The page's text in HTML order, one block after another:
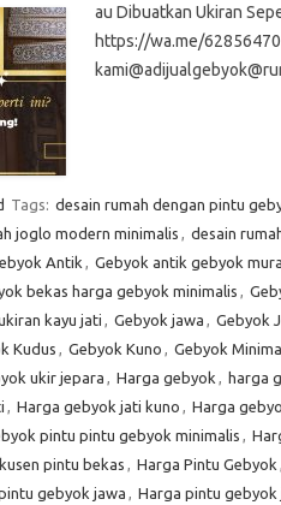
au Dibuatkan Ukiran
https://wa.me/
Tags: desain rumah dengan pintu
joglo modern minimalis , desain
Antik , Gebyok antik gebyok
bekas harga gebyok minimalis ,
kayu jati , Gebyok jawa , Gebyok
Kudus , Gebyok Kuno , Gebyok
ukir jepara , Harga gebyok , harga
, Harga gebyok jati kuno , Harga
pintu pintu gebyok minimalis ,
pintu bekas , Harga Pintu Gebyok ,
gebyok jawa , Harga pintu gebyok